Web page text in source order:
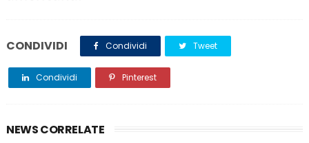
CONDIVIDI Condividi Tweet
Condividi Pinterest
NEWS CORRELATE